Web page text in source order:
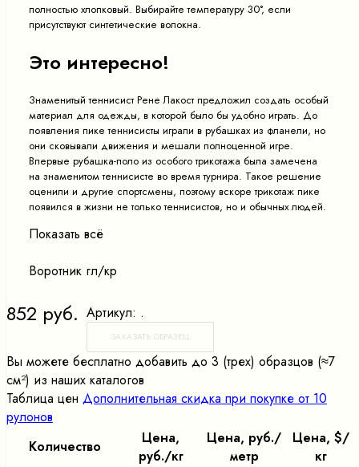
полностью хлопковый. Выбирайте температуру 30°, если
присутствуют синтетические волокна.
Это интересно!
Знаменитый теннисист Рене Лакост предложил создать особый
материал для одежды, в которой было бы удобно играть. До
появления пике теннисисты играли в рубашках из фланели, но
они сковывали движения и мешали полноценной игре.
Впервые рубашка-поло из особого трикотажа была замечена
на знаменитом теннисисте во время турнира. Такое решение
оценили и другие спортсмены, поэтому вскоре трикотаж пике
появился в жизни не только теннисистов, но и обычных людей.
Показать всё
Воротник гл/кр
852 руб. Артикул: .
ЗАКАЗАТЬ ОБРАЗЕЦ
Вы можете бесплатно добавить до 3 (трех) образцов (≈7
cм²) из наших каталогов
Таблица цен Дополнительная скидка при покупке от 10
рулонов
Количество
Цена,
pуб./кг
Цена, pуб./
метр
Цена, $/
кг